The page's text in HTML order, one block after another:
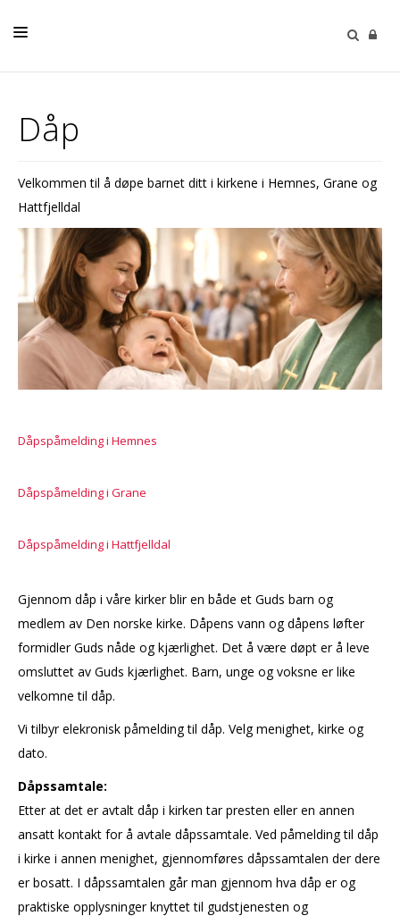
DÅP
VIGSEL
GRAVFERD
BARN OG UNGE
FACEBOOK
OM OSS
Dåp
Velkommen til å døpe barnet ditt i kirkene i Hemnes, Grane og
Hattfjelldal
Dåpspåmelding i Hemnes
Dåpspåmelding i Grane
Dåpspåmelding i Hattfjelldal
Gjennom dåp i våre kirker blir en både et Guds barn og
medlem av Den norske kirke. Dåpens vann og dåpens løfter
formidler Guds nåde og kjærlighet. Det å være døpt er å leve
omsluttet av Guds kjærlighet. Barn, unge og voksne er like
velkomne til dåp.
Vi tilbyr elekronisk påmelding til dåp. Velg menighet, kirke og
dato.
Dåpssamtale:
Etter at det er avtalt dåp i kirken tar presten eller en annen
ansatt kontakt for å avtale dåpssamtale. Ved påmelding til dåp
i kirke i annen menighet, gjennomføres dåpssamtalen der dere
er bosatt. I dåpssamtalen går man gjennom hva dåp er og
praktiske opplysninger knyttet til gudstjenesten og